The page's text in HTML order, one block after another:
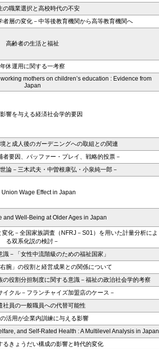
の職業選択と高校時代の不安
者層の変化－中等後教育機関から高等教育機関へ
高齢者の生活と福祉
年休運用に関する一考察
mothers on children’s education : Evidence from
Japan
響を与える経済社会学的要因
と成人後のガーデニングへの取組との関連
者要因、バッファー・プレイ、戦略的投票－
論－三木武夫・中曽根康弘・小泉純一郎－
Union Wage Effect in Japan
and Well-Being at Older Ages in Japan
化－全国家族調査（NFRJ－S01）を用いた計量分析によ
る双系化説の検討－
－「女性中流階級のための福祉国家」
腕」の役割と経営成果との関係について
役割分担制度に関する意識－福祉の政治社会学的考察
イクル－フランチャイズ加盟店のケース－
社員の一般職員への代替可能性
活用が企業内訓練に与える影響
and Self-Rated Health : A Multilevel Analysis in Japan
るきょうだい構成の影響と時代的変化